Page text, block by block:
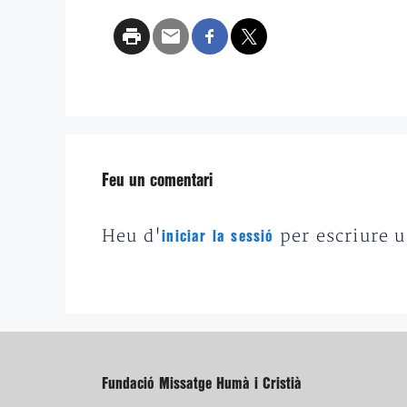
Feu un comentari
Heu d'iniciar la sessió per escriure
Fundació Missatge Humà i Cristià